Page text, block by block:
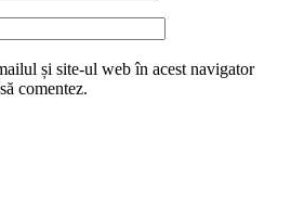
și site-ul web în acest navigator
comentez.